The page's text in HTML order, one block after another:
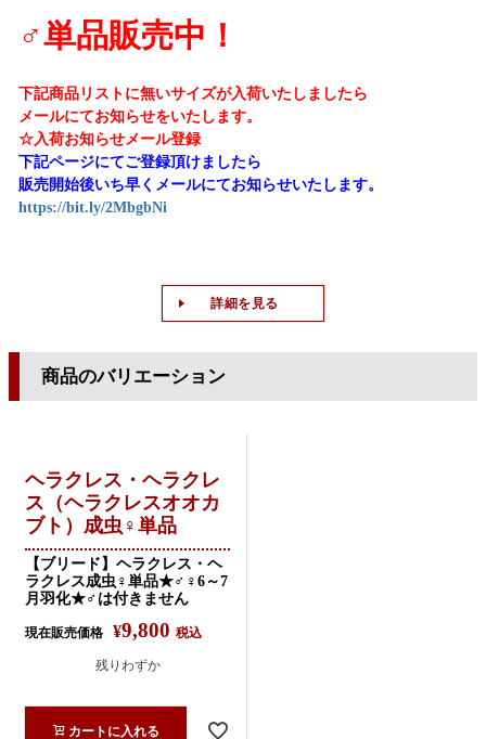
♂単品販売中！
下記商品リストに無いサイズが入荷いたしましたら
メールにてお知らせをいたします。
☆入荷お知らせメール登録
下記ページにてご登録頂けましたら
販売開始後いち早くメールにてお知らせいたします。
https://bit.ly/2MbgbNi
詳細を見る
商品のバリエーション
ヘラクレス・ヘラクレ
ス（ヘラクレスオオカ
ブト）成虫♀単品
【ブリード】ヘラクレス・ヘ
ラクレス成虫♀単品★♂♀6～7
月羽化★♂は付きません
現在販売価格 ¥9,800 税込
残りわずか
カートに入れる